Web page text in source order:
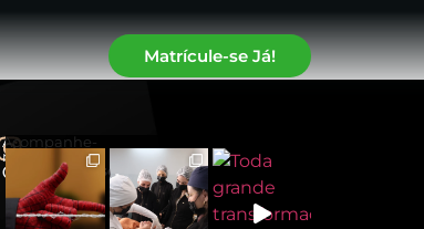
Matrícule-se Já!
Acompanhe-
nos:
@instituto.iese